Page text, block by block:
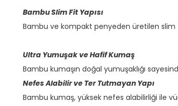
Bambu Slim Fit Yapısı
Bambu ve kompakt penyeden üretilen slim
Ultra Yumuşak ve Hafif Kumaş
Bambu kumaşın doğal yumuşaklığı
Nefes Alabilir ve Ter Tutmayan Yapı
Bambu kumaş, yüksek nefes alabilirliği ile